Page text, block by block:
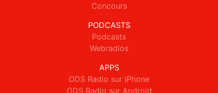
Concours
PODCASTS
Podcasts
Webradios
APPS
ODS Radio sur iPhone
ODS Radio sur Android